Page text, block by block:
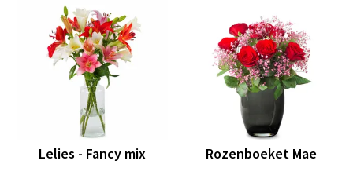
Lelies - Fancy mix Rozenboeket Mae